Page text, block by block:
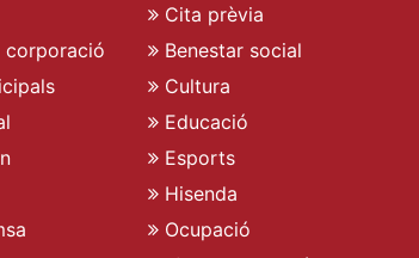
corporació
Cita prèvia
Benestar social
Cultura
Educació
Esports
Hisenda
Ocupació